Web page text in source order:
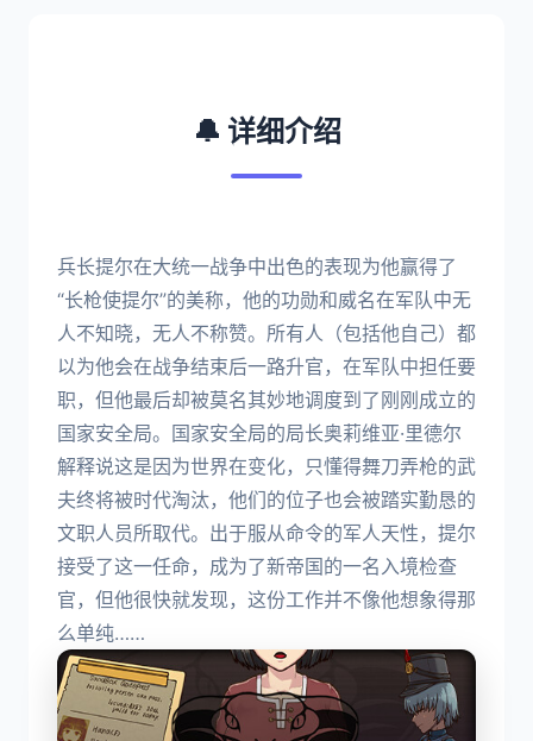
🔔 详细介绍
兵长提尔在大统一战争中出色的表现为他赢得了
“长枪使提尔”的美称，他的功勋和威名在军队中无
人不知晓，无人不称赞。所有人（包括他自己）都
以为他会在战争结束后一路升官，在军队中担任要
职，但他最后却被莫名其妙地调度到了刚刚成立的
国家安全局。国家安全局的局长奥莉维亚·里德尔
解释说这是因为世界在变化，只懂得舞刀弄枪的武
夫终将被时代淘汰，他们的位子也会被踏实勤恳的
文职人员所取代。出于服从命令的军人天性，提尔
接受了这一任命，成为了新帝国的一名入境检查
官，但他很快就发现，这份工作并不像他想象得那
么单纯……